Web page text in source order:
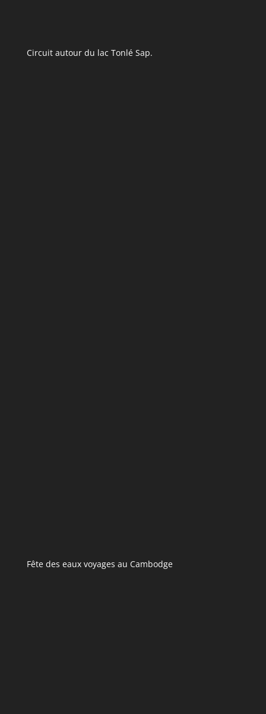
Circuit autour du lac Tonlé Sap.
Fête des eaux voyages au Cambodge